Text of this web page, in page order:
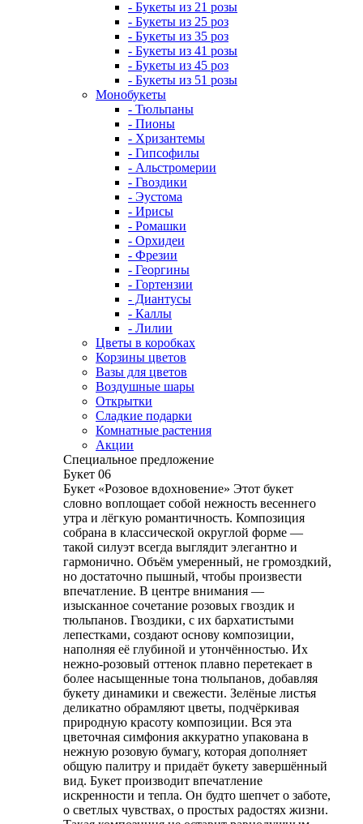
- Букеты из 21 розы
- Букеты из 25 роз
- Букеты из 35 роз
- Букеты из 41 розы
- Букеты из 45 роз
- Букеты из 51 розы
Монобукеты
- Тюльпаны
- Пионы
- Хризантемы
- Гипсофилы
- Альстромерии
- Гвоздики
- Эустома
- Ирисы
- Ромашки
- Орхидеи
- Фрезии
- Георгины
- Гортензии
- Диантусы
- Каллы
- Лилии
Цветы в коробках
Корзины цветов
Вазы для цветов
Воздушные шары
Открытки
Сладкие подарки
Комнатные растения
Акции
Специальное предложение
Букет 06
Букет «Розовое вдохновение» Этот букет
словно воплощает собой нежность весеннего
утра и лёгкую романтичность. Композиция
собрана в классической округлой форме —
такой силуэт всегда выглядит элегантно и
гармонично. Объём умеренный, не громоздкий,
но достаточно пышный, чтобы произвести
впечатление. В центре внимания —
изысканное сочетание розовых гвоздик и
тюльпанов. Гвоздики, с их бархатистыми
лепестками, создают основу композиции,
наполняя её глубиной и утончённостью. Их
нежно-розовый оттенок плавно перетекает в
более насыщенные тона тюльпанов, добавляя
букету динамики и свежести. Зелёные листья
деликатно обрамляют цветы, подчёркивая
природную красоту композиции. Вся эта
цветочная симфония аккуратно упакована в
нежную розовую бумагу, которая дополняет
общую палитру и придаёт букету завершённый
вид. Букет производит впечатление
искренности и тепла. Он будто шепчет о заботе,
о светлых чувствах, о простых радостях жизни.